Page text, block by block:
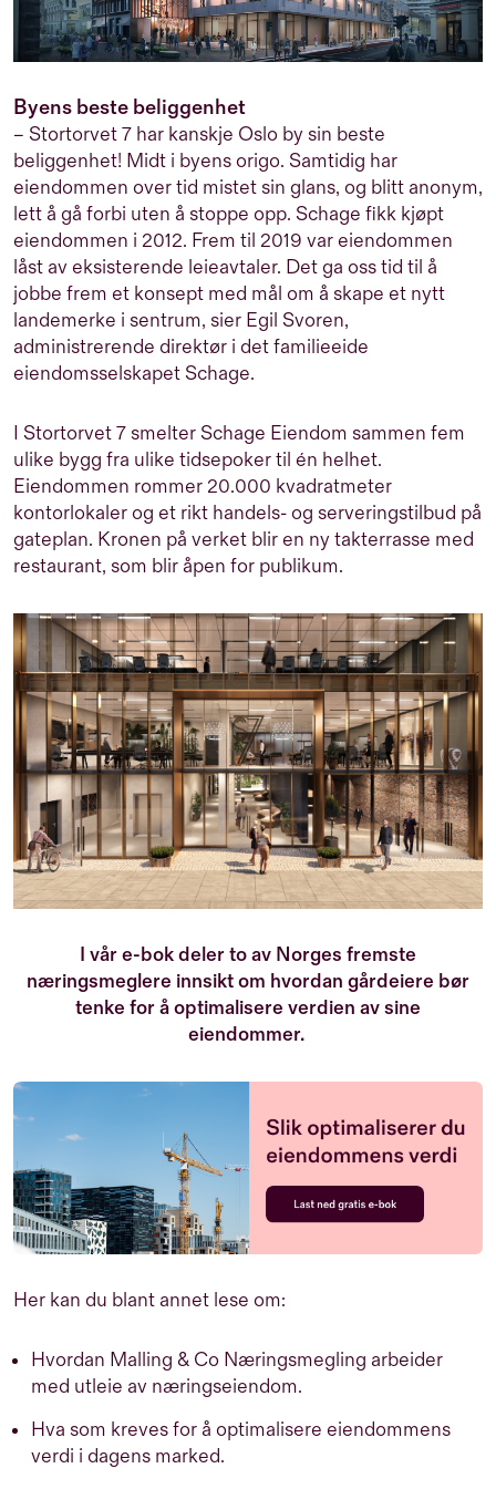
Byens beste beliggenhet
– Stortorvet 7 har kanskje Oslo by sin beste
beliggenhet! Midt i byens origo. Samtidig har
eiendommen over tid mistet sin glans, og blitt anonym,
lett å gå forbi uten å stoppe opp. Schage fikk kjøpt
eiendommen i 2012. Frem til 2019 var eiendommen
låst av eksisterende leieavtaler. Det ga oss tid til å
jobbe frem et konsept med mål om å skape et nytt
landemerke i sentrum, sier Egil Svoren,
administrerende direktør i det familieeide
eiendomsselskapet Schage.
I Stortorvet 7 smelter Schage Eiendom sammen fem
ulike bygg fra ulike tidsepoker til én helhet.
Eiendommen rommer 20.000 kvadratmeter
kontorlokaler og et rikt handels- og serveringstilbud på
gateplan. Kronen på verket blir en ny takterrasse med
restaurant, som blir åpen for publikum.
I vår e-bok deler to av Norges fremste
næringsmeglere innsikt om hvordan gårdeiere bør
tenke for å optimalisere verdien av sine
eiendommer.
Her kan du blant annet lese om:
Hvordan Malling & Co Næringsmegling arbeider
med utleie av næringseiendom.
Hva som kreves for å optimalisere eiendommens
verdi i dagens marked.